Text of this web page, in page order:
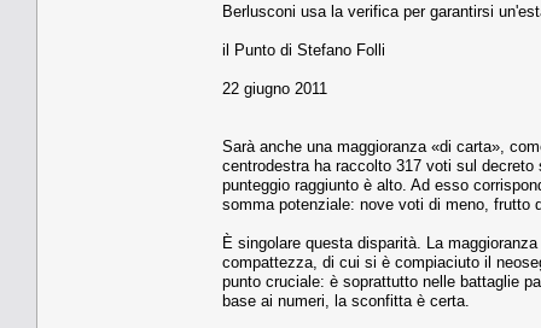
Berlusconi usa la verifica per garantirsi
il Punto di Stefano Folli
22 giugno 2011
Sarà anche una maggioranza «di carta»,
centrodestra ha raccolto 317 voti sul
punteggio raggiunto è alto. Ad esso
somma potenziale: nove voti di meno, frutto
È singolare questa disparità. La
compattezza, di cui si è compiaciuto il
punto cruciale: è soprattutto nelle battaglie
base ai numeri, la sconfitta è certa.